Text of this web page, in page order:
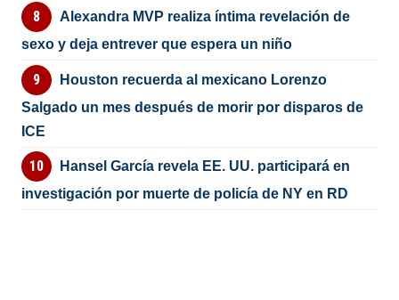
Alexandra MVP realiza íntima revelación de
sexo y deja entrever que espera un niño
Houston recuerda al mexicano Lorenzo
Salgado un mes después de morir por disparos de
ICE
Hansel García revela EE. UU. participará en
investigación por muerte de policía de NY en RD